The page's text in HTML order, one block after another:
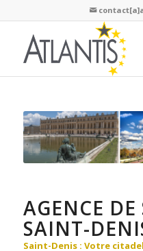

AGENCE DE
SAINT-
Saint-Denis : Votre